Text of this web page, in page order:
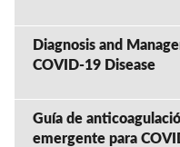
Diagnosis and
COVID-19 Disease
Guía de
emergente para